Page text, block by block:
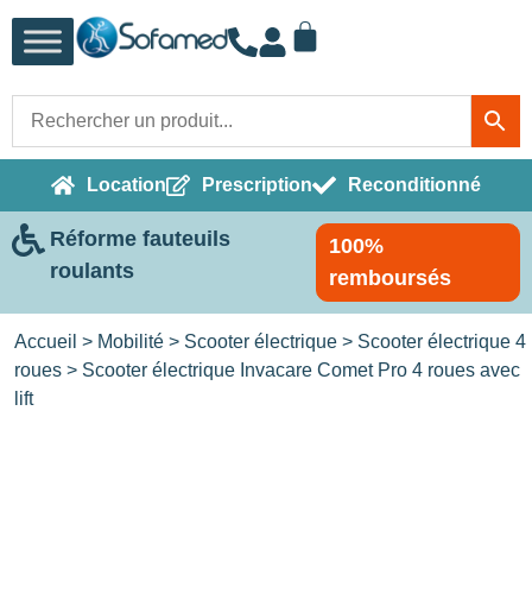
Location Prescription Reconditionné
Réforme fauteuils
roulants
100%
remboursés
Accueil > Mobilité > Scooter électrique > Scooter électrique 4
roues > Scooter électrique Invacare Comet Pro 4 roues avec
lift